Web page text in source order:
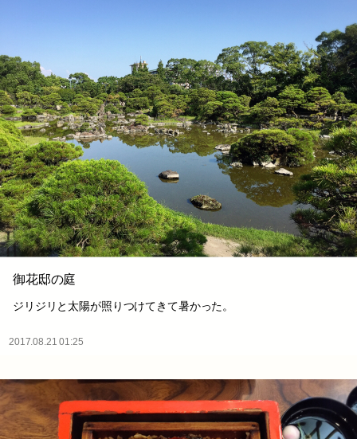
御花邸の庭
ジリジリと太陽が照りつけてきて暑かった。
2017.08.21 01:25